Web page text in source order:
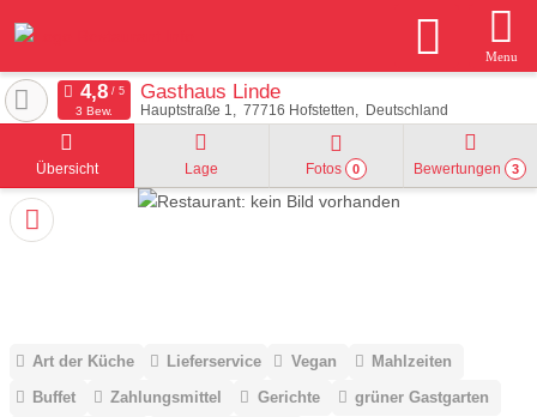
Menu
Gasthaus Linde
Hauptstraße 1 77716 Hofstetten Deutschland
3 Bew.
Übersicht Lage Fotos 0 Bewertungen 3
Art der Küche Lieferservice Vegan
Mahlzeiten
Buffet
Zahlungsmittel Gerichte
grüner Gastgarten